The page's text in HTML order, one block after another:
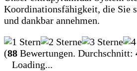
Koordinationsfähigkeit, die Sie
und dankbar annehmen.
(88 Bewertungen. Durchschnitt:
Loading...